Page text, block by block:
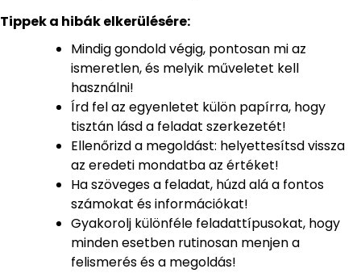
Tippek a hibák elkerülésére:
Mindig gondold végig, pontosan mi az
ismeretlen, és melyik műveletet kell
használni!
Írd fel az egyenletet külön papírra, hogy
tisztán lásd a feladat szerkezetét!
Ellenőrizd a megoldást: helyettesítsd vissza
az eredeti mondatba az értéket!
Ha szöveges a feladat, húzd alá a fontos
számokat és információkat!
Gyakorolj különféle feladattípusokat, hogy
minden esetben rutinosan menjen a
felismerés és a megoldás!